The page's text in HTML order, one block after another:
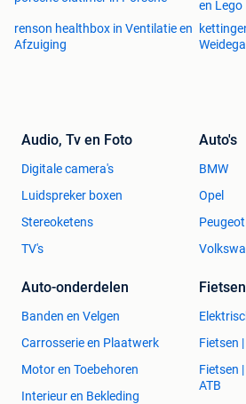
E-mail: info@scholten-
Over ons
Bent u op zoek naar hoogwaardige
en welzijn? Bij Scholten
uitgebreid assortiment van
leven vergemakkelijken.
mobiliteit, badkamer en toilet,
deskundige medewerkers staan
te helpen bij het vinden van het
situatie. Kom langs in onze winkel in
kwaliteit en service die Scholten
en Lego
renson healthbox in Ventilatie en
Afzuiging
Audio, Tv en Foto
Digitale camera's
Luidspreker boxen
Stereoketens
TV's
Auto's
BMW
Opel
Peugeot
Auto-onderdelen
Banden en Velgen
Carrosserie en Plaatwerk
Motor en Toebehoren
Interieur en Bekleding
Fietsen
Fietsen
ATB